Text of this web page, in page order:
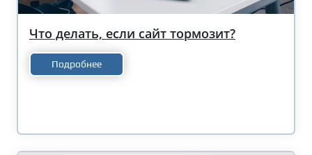
Что делать, если сайт тормозит?
Подробнее